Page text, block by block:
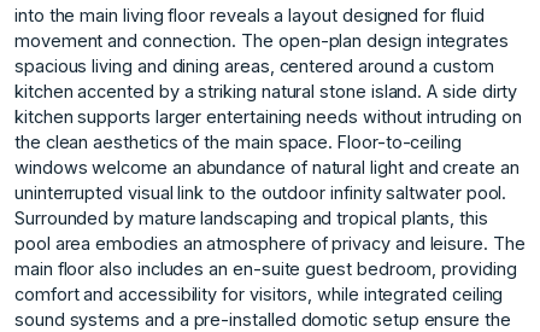
into the main living floor reveals a layout designed for fluid
movement and connection. The open-plan design integrates
spacious living and dining areas, centered around a custom
kitchen accented by a striking natural stone island. A side dirty
kitchen supports larger entertaining needs without intruding on
the clean aesthetics of the main space. Floor-to-ceiling
windows welcome an abundance of natural light and create an
uninterrupted visual link to the outdoor infinity saltwater pool.
Surrounded by mature landscaping and tropical plants, this
pool area embodies an atmosphere of privacy and leisure. The
main floor also includes an en-suite guest bedroom, providing
comfort and accessibility for visitors, while integrated ceiling
sound systems and a pre-installed domotic setup ensure the